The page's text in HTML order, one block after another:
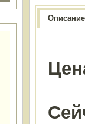
Описание